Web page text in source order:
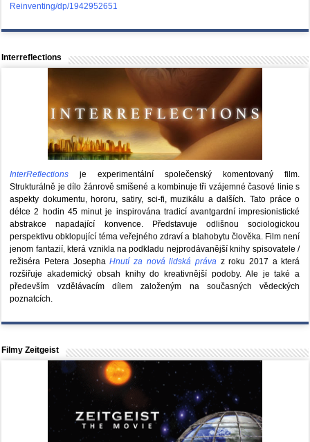
Reinventing/dp/1942952651
Interreflections
InterReflections je experimentální společenský komentovaný film.
Strukturálně je dílo žánrově smíšené a kombinuje tři vzájemné časové linie s
aspekty dokumentu, hororu, satiry, sci-fi, muzikálu a dalších. Tato práce o
délce 2 hodin 45 minut je inspirována tradicí avantgardní impresionistické
abstrakce napadající konvence. Představuje odlišnou sociologickou
perspektivu obklopující téma veřejného zdraví a blahobytu člověka. Film není
jenom fantazií, která vznikla na podkladu nejprodávanější knihy spisovatele /
režiséra Petera JosephaHnutí za nová lidská právaz roku 2017 a která
rozšiřuje akademický obsah knihy do kreativnější podoby. Ale je také a
především vzdělávacím dílem založeným na současných vědeckých
poznatcích.
Filmy Zeitgeist